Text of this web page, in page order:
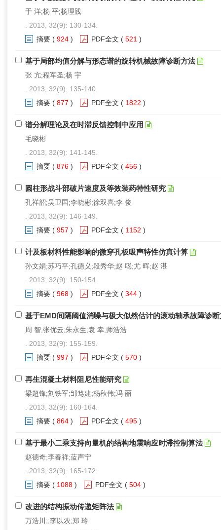
于 洋;杨 平;杨理践
. 2013, 32(9): 130-134.
摘要 ( 924 ) PDF全文 ( 521 )
基于局部均值分解与形态谱的旋转机械故障诊断方法
张 亢;程军圣;杨 宇
. 2013, 32(9): 135-140.
摘要 ( 877 ) PDF全文 ( 1822 )
谱分解理论及在时滞反馈控制中应用
毛晓彬
. 2013, 32(9): 141-145.
摘要 ( 876 ) PDF全文 ( 456 )
圆柱形战斗部破片速度及等效装药特性研究
孔祥韶;吴卫国;李晓彬;徐双喜;李 俊
. 2013, 32(9): 146-149.
摘要 ( 957 ) PDF全文 ( 1152 )
计及板材料性能影响的微穿孔板吸声特性仿真计算
孙文娟;苏巧平;孔德义;段秀华;赵 聪;尤 晖;赵 湛
. 2013, 32(9): 150-154.
摘要 ( 968 ) PDF全文 ( 344 )
基于EMD间隔阈值消噪与极大似然估计的滚动轴承故障诊
周 智;张优云;朱永生;袁 幸;师浩浩
. 2013, 32(9): 155-159.
摘要 ( 997 ) PDF全文 ( 570 )
再生混凝土材料阻尼性能研究
梁超锋;刘铁军;邹笃建;杨秋伟;冯 丽
. 2013, 32(9): 160-164.
摘要 ( 864 ) PDF全文 ( 495 )
基于最小二乘支持向量机的结构地震响应时滞控制算法
赵德奇;李春祥;蓝声宁
. 2013, 32(9): 165-172.
摘要 ( 1088 ) PDF全文 ( 504 )
改进的结构振动传递矩阵法
万浩川;;李以农;郑 玲